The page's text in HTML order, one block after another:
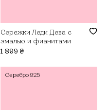
Сережки Леди Дева с
эмалью и фианитами
1 899 ₴
Серебро 925